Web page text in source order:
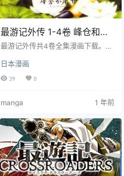
最游记外传 1-4卷 峰仓和也
漫画百度网盘下载
最游记外传共4卷全集漫画下载。悟
吒天蓬成为好友。李塔天考验他们
友情，悟空的齐天大圣身份被暴露
出来引发大乱。为保护悟空，金蝉
在五行山上，500年后被玄奘三藏解
日本漫画
39 0
manga 1 年前